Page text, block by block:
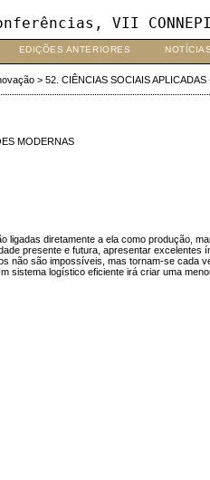
VII
EDIÇÕES ANTERIORES NOTÍCIAS
> 52. CIÊNCIAS SOCIAIS
MODERNAS
diretamente a ela como produção,
presente e futura, apresentar
são impossíveis, mas tornam-se
sistema logístico eficiente irá criar uma